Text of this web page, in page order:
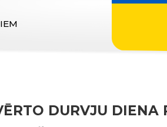
DURVJU DIENA